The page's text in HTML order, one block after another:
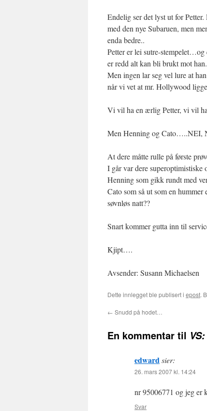
Endelig ser det lyst ut for
med den nye Subaruen, men
enda bedre..
Petter er lei sutre-
er redd alt kan bli brukt mot han.
Men ingen lar seg vel lure at
når vi vet at mr. Hollywood
Vi vil ha en ærlig Petter, vi vil
Men Henning og
At dere måtte rulle på første
I går var dere superoptimistiske
Henning som gikk rundt med
Cato som så ut som en
søvnløs natt??
Snart kommer gutta inn til
Kjipt….
Avsender: Susann Michaelsen
Dette innlegget ble publisert i epost.
← Snudd på hodet…
En kommentar til VS:
edwardsier:
26. mars 2007 kl. 14:24
nr 95006771 og jeg er
Svar